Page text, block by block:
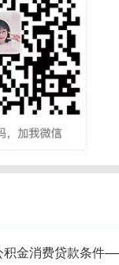
积金消费贷款条件